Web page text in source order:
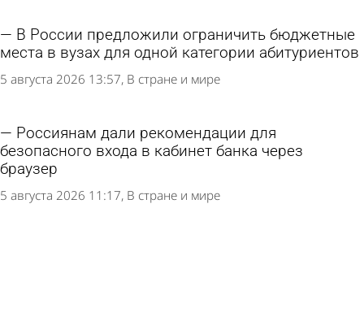
В России предложили ограничить бюджетные
места в вузах для одной категории абитуриентов
5 августа 2026 13:57 В стране и мире
Россиянам дали рекомендации для
безопасного входа в кабинет банка через
браузер
5 августа 2026 11:17 В стране и мире